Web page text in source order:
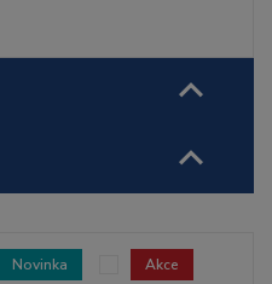
Novinka Akce